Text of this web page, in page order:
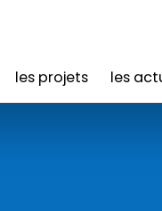
les projets les